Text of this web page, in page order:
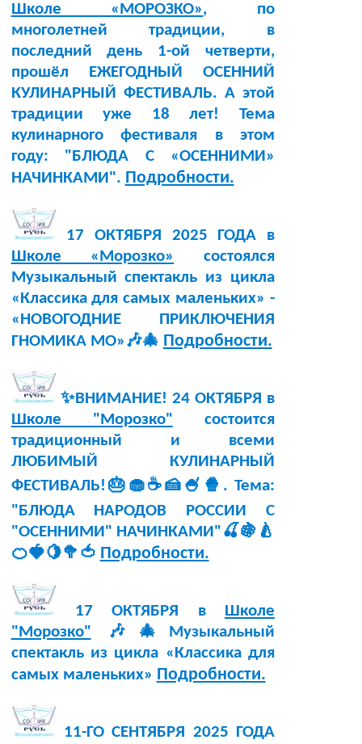
Школе «МОРОЗКО», по
многолетней традиции, в
последний день 1-ой четверти,
прошёл ЕЖЕГОДНЫЙ ОСЕННИЙ
КУЛИНАРНЫЙ ФЕСТИВАЛЬ. А этой
традиции уже 18 лет! Тема
кулинарного фестиваля в этом
году: "БЛЮДА С «ОСЕННИМИ»
НАЧИНКАМИ". Подробности.
17 ОКТЯБРЯ 2025 ГОДА в
Школе «Морозко»
состоялся
Музыкальный спектакль из цикла
«Классика для самых маленьких» -
«НОВОГОДНИЕ ПРИКЛЮЧЕНИЯ
ГНОМИКА МО»🎶🎄 Подробности.
✨ВНИМАНИЕ! 24 ОКТЯБРЯ в
Школе "Морозко" состоится
традиционный и всеми
ЛЮБИМЫЙ КУЛИНАРНЫЙ
ФЕСТИВАЛЬ!🎂🧁☕🍰🍧🍿. Тема:
"БЛЮДА НАРОДОВ РОССИИ С
"ОСЕННИМИ" НАЧИНКАМИ"🍒🍇🍐
🍊🍓🍋🥦🍅 Подробности.
17 ОКТЯБРЯ в Школе
"Морозко" 🎶🎄Музыкальный
спектакль из цикла «Классика для
самых маленьких» Подробности.
11-ГО СЕНТЯБРЯ 2025 ГОДА